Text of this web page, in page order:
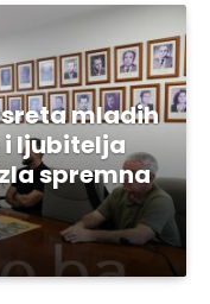
mladih
ljubitelja
spremna